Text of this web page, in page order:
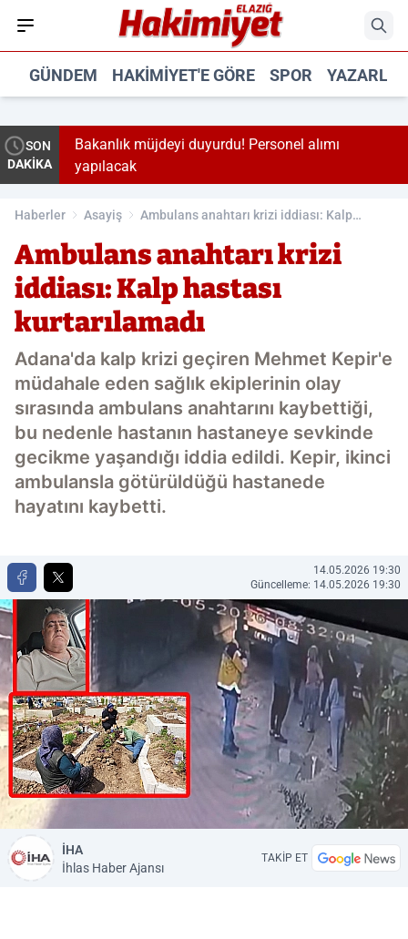
GÜNDEM HAKIMIYET'E GÖRE SPOR
SON
DAKİKA
Bakanlık müjdeyi duyurdu! Personel alımı
yapılacak
Haberler Asayiş
Ambulans anahtarı krizi iddiası: Kalp
Ambulans anahtarı krizi
iddiası: Kalp hastası
kurtarılamadı
Adana'da kalp krizi geçiren Mehmet Kepir'e
müdahale eden sağlık ekiplerinin olay
sırasında ambulans anahtarını kaybettiği,
bu nedenle hastanın hastaneye sevkinde
gecikme yaşandığı iddia edildi. Kepir, ikinci
ambulansla götürüldüğü hastanede
hayatını kaybetti.
14.05.2026 19:30
Güncelleme: 14.05.2026 19:30
İHA
İhlas Haber Ajansı
TAKİP ET